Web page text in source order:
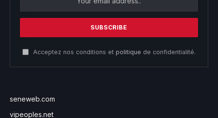
Acceptez nos conditions et politique de confidentialité.
seneweb.com
vipeoples.net